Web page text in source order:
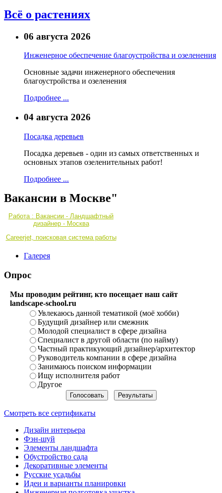
Всё о растениях
06 августа 2026
Инженерное обеспечение благоустройства и озеленения
Основные задачи инженерного обеспечения
благоустройства и озеленения
Подробнее ...
04 августа 2026
Посадка деревьев
Посадка деревьев - один из самых ответственных и
основных этапов озеленительных работ!
Подробнее ...
Вакансии в Москве"
Работа : Вакансии - Ландшафтный
дизайнер - Москва
Careerjet, поисковая система работы
Галерея
Опрос
Мы проводим рейтинг, кто посещает наш сайт
landscape-school.ru
Увлекаюсь данной тематикой (моё хобби)
Будущий дизайнер или смежник
Молодой специалист в сфере дизайна
Специалист в другой области (по найму)
Частный практикующий дизайнер/архитектор
Руководитель компании в сфере дизайна
Занимаюсь поиском информации
Ищу исполнителя работ
Другое
Смотреть все сертификаты
Дизайн интерьера
Фэн-шуй
Элементы ландшафта
Обустройство сада
Декоративные элементы
Русские усадьбы
Идеи и варианты планировки